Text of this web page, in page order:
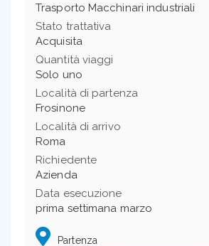
Trasporto Macchinari industriali
Stato trattativa
Acquisita
Quantità viaggi
Solo uno
Località di partenza
Frosinone
Località di arrivo
Roma
Richiedente
Azienda
Data esecuzione
prima settimana marzo
Partenza